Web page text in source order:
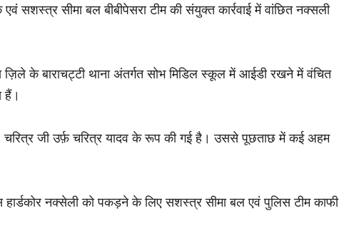
सीमा बल बीबीपेसरा टीम की संयुक्त कार्रवाई में वांछित नक्सली
के बाराचट्टी थाना अंतर्गत सोभ मिडिल स्कूल में आईडी रखने में वंचित
हैं।
, चरित्र जी उर्फ़ चरित्र यादव के रूप की गई है। उससे पूछताछ में कई अहम
हार्डकोर नक्सेली को पकड़ने के लिए सशस्त्र सीमा बल एवं पुलिस टीम काफी